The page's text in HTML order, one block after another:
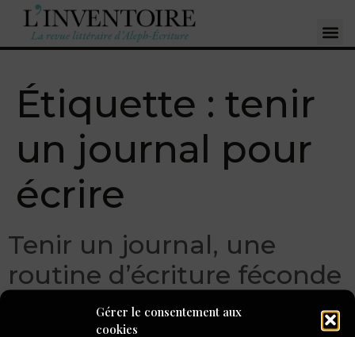
Gérer le consentement aux
cookies
Étiquette : tenir
un journal pour
écrire
Tenir un journal, une
routine d’écriture féconde
pour Lola Lafon